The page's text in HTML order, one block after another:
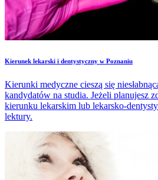
​Kierunek lekarski i dentystyczny w Poznaniu
Kierunki medyczne cieszą się
kandydatów na studia. Jeżeli planujesz
kierunku lekarskim lub lekarsko-
lektury.